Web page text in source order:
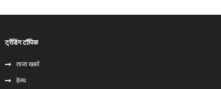
ट्रेंडिंग टॉपिक
ताजा खबरें
हेल्‍थ